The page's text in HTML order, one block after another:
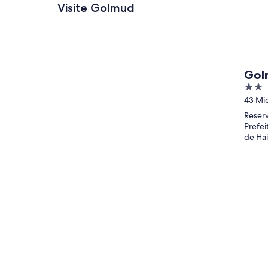
Visite Golmud
2
out
of
5
43
de